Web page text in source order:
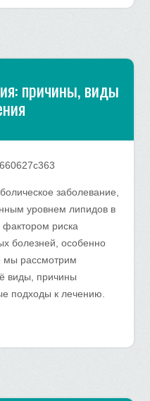
причины, виды
заболевание,
уровнем липидов в
риска
болезней, особенно
мы рассмотрим
виды, причины
подходы к лечению.